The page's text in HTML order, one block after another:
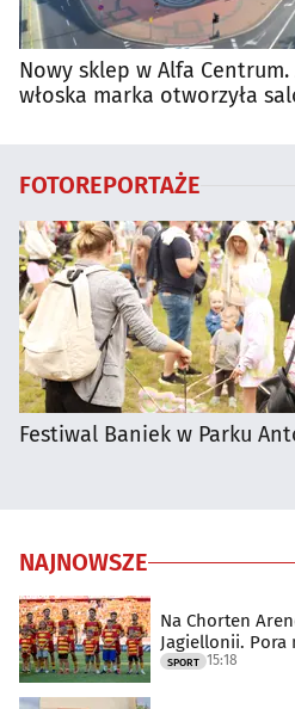
Nowy sklep w Alfa Centrum.
włoska marka otworzyła
FOTOREPORTAŻE
Festiwal Baniek w Parku
NAJNOWSZE
Na Chorten
Jagiellonii.
SPORT 15:18